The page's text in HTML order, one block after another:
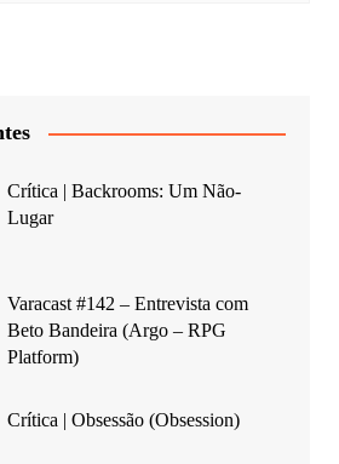
Crítica | Backrooms: Um Não-
Lugar
Varacast #142 – Entrevista com
Beto Bandeira (Argo – RPG
Platform)
Crítica | Obsessão (Obsession)